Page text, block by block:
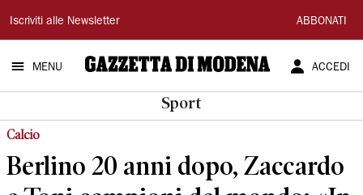
Gazzetta
di
Modena
Iscriviti alle Newsletter ABBONATI
MENU ACCEDI
Sport
Calcio
Berlino 20 anni dopo, Zaccardo